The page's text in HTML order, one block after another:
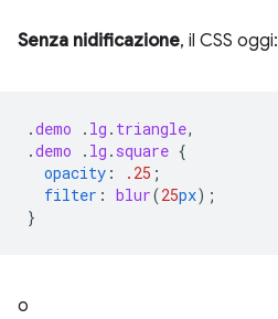
Senza nidificazione, il CSS oggi:
.demo . lg . triangle,
.demo . lg . square {
opacity : .25 ;
filter : blur(25px);
}
o